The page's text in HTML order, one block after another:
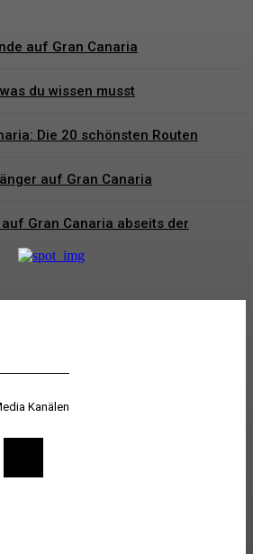
auf Gran Canaria
du wissen musst
Die 20 schönsten Routen
auf Gran Canaria
Gran Canaria abseits der
Kanälen